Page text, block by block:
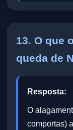
13. O que
queda de
Resposta:
O
comportas)